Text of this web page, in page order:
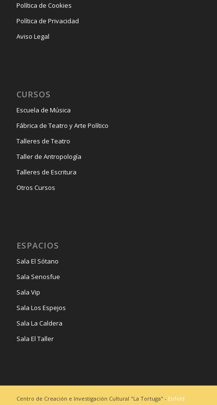
Política de Cookies
Política de Privacidad
Aviso Legal
CURSOS
Escuela de Música
Fábrica de Teatro y Arte Político
Talleres de Teatro
Taller de Antropología
Talleres de Escritura
Otros Cursos
ESPACIOS
Sala El Sótano
Sala Senosfue
Sala Vip
Sala Los Espejos
Sala La Caldera
Sala El Taller
Centro de Creación e Investigación Cultural "La Tortuga" - Enfold